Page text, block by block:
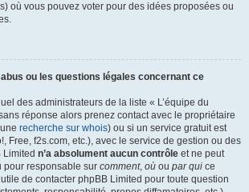
où vous pouvez voter pour des idées proposées ou
ou les questions légales concernant ce
des administrateurs de la liste « L’équipe du
réponse alors prenez contact avec le propriétaire
recherche sur whois) ou si un service gratuit est
Free, f2s.com, etc.), avec le service de gestion ou des
Limited n’a absolument aucun contrôle et ne peut
pour responsable sur comment, où ou par qui ce
de contacter phpBB Limited pour toute question